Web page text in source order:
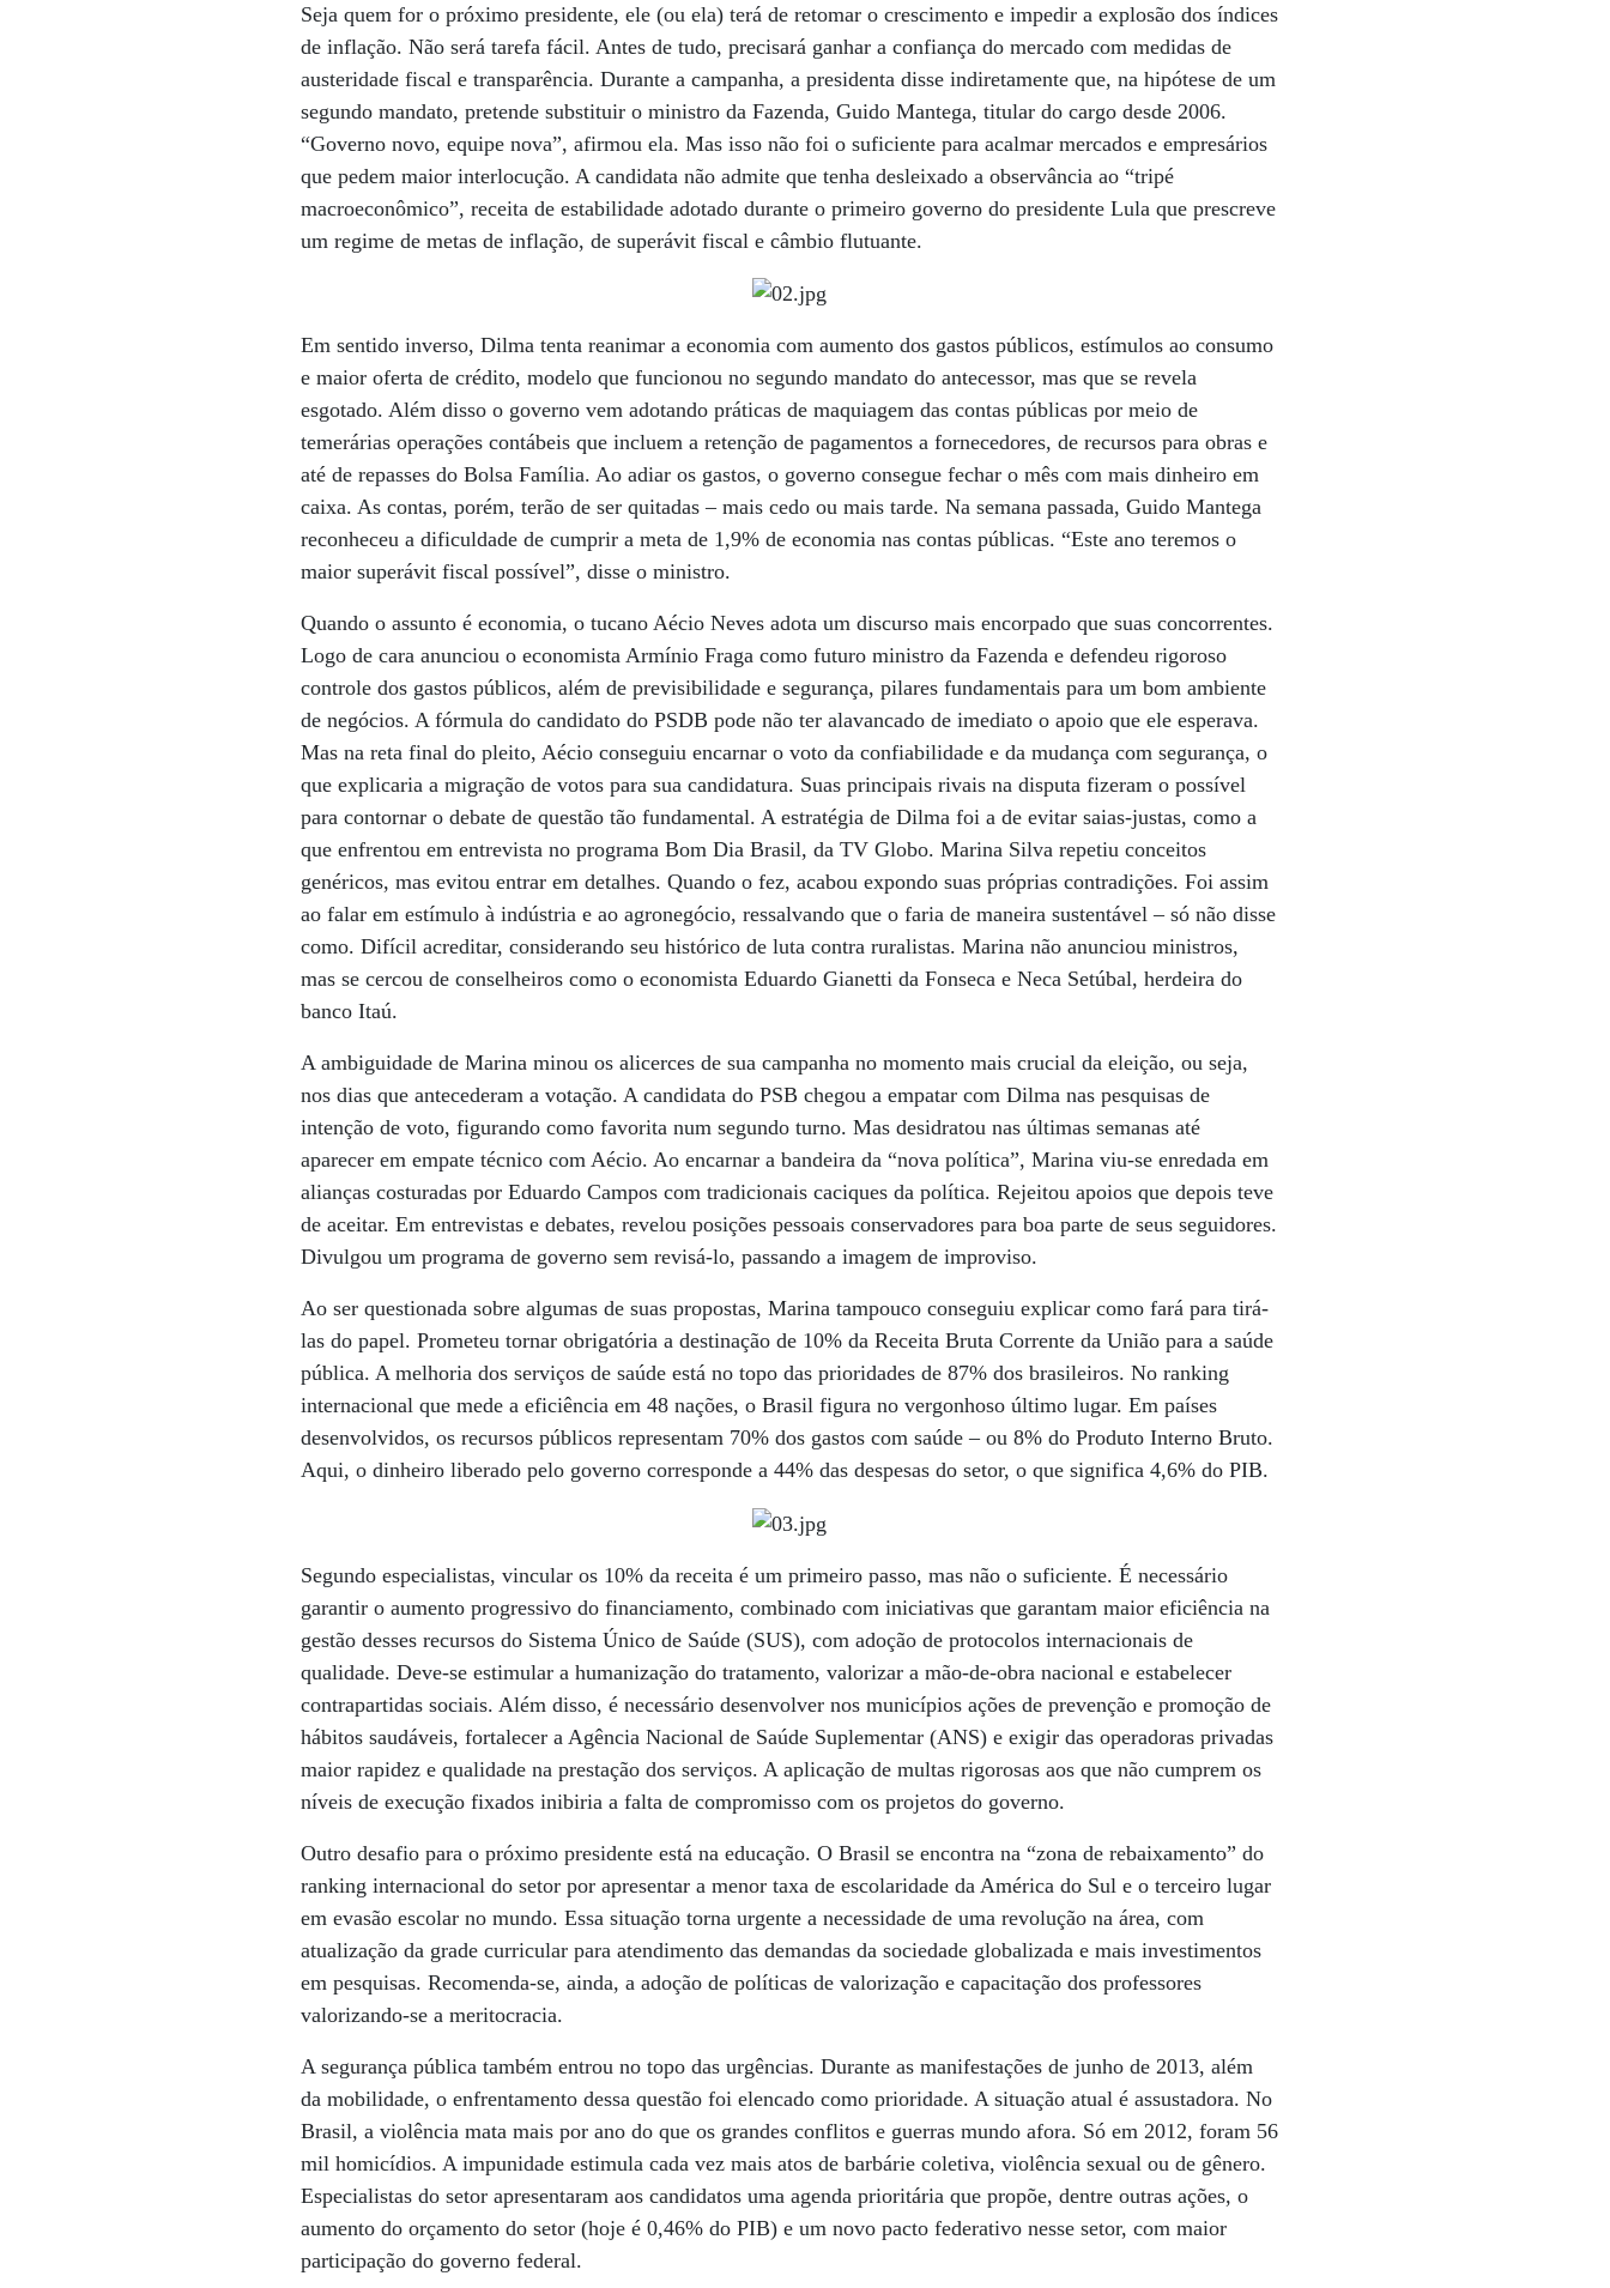
Seja quem for o próximo presidente, ele (ou ela) terá de retomar o crescimento e impedir a explosão dos índices
de inflação. Não será tarefa fácil. Antes de tudo, precisará ganhar a confiança do mercado com medidas de
austeridade fiscal e transparência. Durante a campanha, a presidenta disse indiretamente que, na hipótese de um
segundo mandato, pretende substituir o ministro da Fazenda, Guido Mantega, titular do cargo desde 2006.
“Governo novo, equipe nova”, afirmou ela. Mas isso não foi o suficiente para acalmar mercados e empresários
que pedem maior interlocução. A candidata não admite que tenha desleixado a observância ao “tripé
macroeconômico”, receita de estabilidade adotado durante o primeiro governo do presidente Lula que prescreve
um regime de metas de inflação, de superávit fiscal e câmbio flutuante.
Em sentido inverso, Dilma tenta reanimar a economia com aumento dos gastos públicos, estímulos ao consumo
e maior oferta de crédito, modelo que funcionou no segundo mandato do antecessor, mas que se revela
esgotado. Além disso o governo vem adotando práticas de maquiagem das contas públicas por meio de
temerárias operações contábeis que incluem a retenção de pagamentos a fornecedores, de recursos para obras e
até de repasses do Bolsa Família. Ao adiar os gastos, o governo consegue fechar o mês com mais dinheiro em
caixa. As contas, porém, terão de ser quitadas – mais cedo ou mais tarde. Na semana passada, Guido Mantega
reconheceu a dificuldade de cumprir a meta de 1,9% de economia nas contas públicas. “Este ano teremos o
maior superávit fiscal possível”, disse o ministro.
Quando o assunto é economia, o tucano Aécio Neves adota um discurso mais encorpado que suas concorrentes.
Logo de cara anunciou o economista Armínio Fraga como futuro ministro da Fazenda e defendeu rigoroso
controle dos gastos públicos, além de previsibilidade e segurança, pilares fundamentais para um bom ambiente
de negócios. A fórmula do candidato do PSDB pode não ter alavancado de imediato o apoio que ele esperava.
Mas na reta final do pleito, Aécio conseguiu encarnar o voto da confiabilidade e da mudança com segurança, o
que explicaria a migração de votos para sua candidatura. Suas principais rivais na disputa fizeram o possível
para contornar o debate de questão tão fundamental. A estratégia de Dilma foi a de evitar saias-justas, como a
que enfrentou em entrevista no programa Bom Dia Brasil, da TV Globo. Marina Silva repetiu conceitos
genéricos, mas evitou entrar em detalhes. Quando o fez, acabou expondo suas próprias contradições. Foi assim
ao falar em estímulo à indústria e ao agronegócio, ressalvando que o faria de maneira sustentável – só não disse
como. Difícil acreditar, considerando seu histórico de luta contra ruralistas. Marina não anunciou ministros,
mas se cercou de conselheiros como o economista Eduardo Gianetti da Fonseca e Neca Setúbal, herdeira do
banco Itaú.
A ambiguidade de Marina minou os alicerces de sua campanha no momento mais crucial da eleição, ou seja,
nos dias que antecederam a votação. A candidata do PSB chegou a empatar com Dilma nas pesquisas de
intenção de voto, figurando como favorita num segundo turno. Mas desidratou nas últimas semanas até
aparecer em empate técnico com Aécio. Ao encarnar a bandeira da “nova política”, Marina viu-se enredada em
alianças costuradas por Eduardo Campos com tradicionais caciques da política. Rejeitou apoios que depois teve
de aceitar. Em entrevistas e debates, revelou posições pessoais conservadores para boa parte de seus seguidores.
Divulgou um programa de governo sem revisá-lo, passando a imagem de improviso.
Ao ser questionada sobre algumas de suas propostas, Marina tampouco conseguiu explicar como fará para tirá-
las do papel. Prometeu tornar obrigatória a destinação de 10% da Receita Bruta Corrente da União para a saúde
pública. A melhoria dos serviços de saúde está no topo das prioridades de 87% dos brasileiros. No ranking
internacional que mede a eficiência em 48 nações, o Brasil figura no vergonhoso último lugar. Em países
desenvolvidos, os recursos públicos representam 70% dos gastos com saúde – ou 8% do Produto Interno Bruto.
Aqui, o dinheiro liberado pelo governo corresponde a 44% das despesas do setor, o que significa 4,6% do PIB.
Segundo especialistas, vincular os 10% da receita é um primeiro passo, mas não o suficiente. É necessário
garantir o aumento progressivo do financiamento, combinado com iniciativas que garantam maior eficiência na
gestão desses recursos do Sistema Único de Saúde (SUS), com adoção de protocolos internacionais de
qualidade. Deve-se estimular a humanização do tratamento, valorizar a mão-de-obra nacional e estabelecer
contrapartidas sociais. Além disso, é necessário desenvolver nos municípios ações de prevenção e promoção de
hábitos saudáveis, fortalecer a Agência Nacional de Saúde Suplementar (ANS) e exigir das operadoras privadas
maior rapidez e qualidade na prestação dos serviços. A aplicação de multas rigorosas aos que não cumprem os
níveis de execução fixados inibiria a falta de compromisso com os projetos do governo.
Outro desafio para o próximo presidente está na educação. O Brasil se encontra na “zona de rebaixamento” do
ranking internacional do setor por apresentar a menor taxa de escolaridade da América do Sul e o terceiro lugar
em evasão escolar no mundo. Essa situação torna urgente a necessidade de uma revolução na área, com
atualização da grade curricular para atendimento das demandas da sociedade globalizada e mais investimentos
em pesquisas. Recomenda-se, ainda, a adoção de políticas de valorização e capacitação dos professores
valorizando-se a meritocracia.
A segurança pública também entrou no topo das urgências. Durante as manifestações de junho de 2013, além
da mobilidade, o enfrentamento dessa questão foi elencado como prioridade. A situação atual é assustadora. No
Brasil, a violência mata mais por ano do que os grandes conflitos e guerras mundo afora. Só em 2012, foram 56
mil homicídios. A impunidade estimula cada vez mais atos de barbárie coletiva, violência sexual ou de gênero.
Especialistas do setor apresentaram aos candidatos uma agenda prioritária que propõe, dentre outras ações, o
aumento do orçamento do setor (hoje é 0,46% do PIB) e um novo pacto federativo nesse setor, com maior
participação do governo federal.